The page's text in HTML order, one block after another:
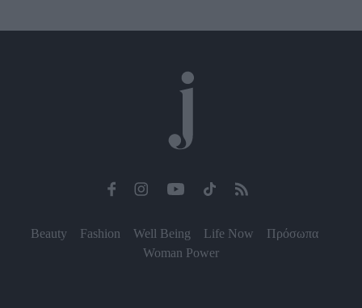
Beauty Fashion Well Being Life Now
Πρόσωπα
Woman Power